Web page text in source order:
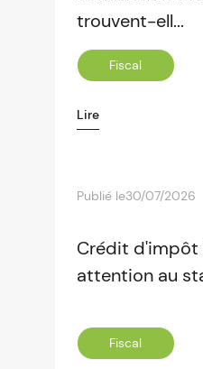
trouvent-ell...
Fiscal
Lire
Publié le30/07/2026
Crédit d'impôt
attention au
Fiscal